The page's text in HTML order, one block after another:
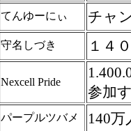
てんゆーにぃ チャ
守名しづき １４
Nexcell Pride
参加
パープルツバメ 140